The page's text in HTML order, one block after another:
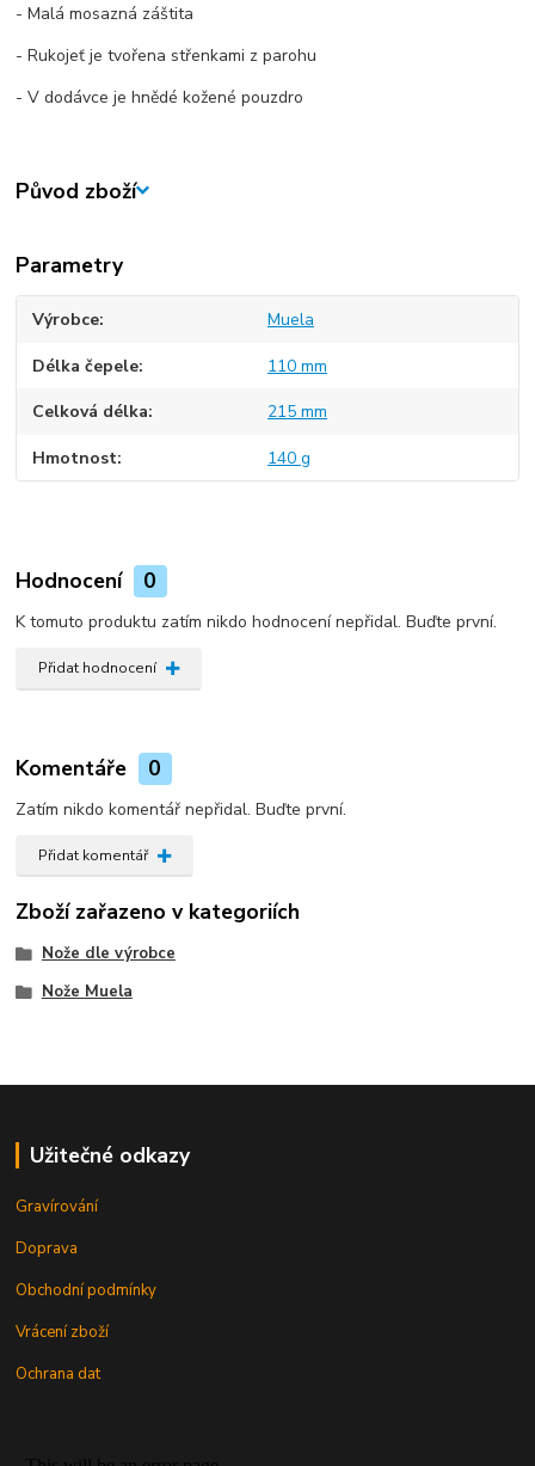
- Malá mosazná záštita
- Rukojeť je tvořena střenkami z parohu
- V dodávce je hnědé kožené pouzdro
Původ zboží
Parametry
Výrobce Muela
Délka čepele 110 mm
Celková délka 215 mm
Hmotnost 140 g
Hodnocení 0
K tomuto produktu zatím nikdo hodnocení nepřidal. Buďte první.
Přidat hodnocení
Komentáře 0
Zatím nikdo komentář nepřidal. Buďte první.
Přidat komentář
Zboží zařazeno v kategoriích
Nože dle výrobce
Nože Muela
Užitečné odkazy
Gravírování
Doprava
Obchodní podmínky
Vrácení zboží
Ochrana dat